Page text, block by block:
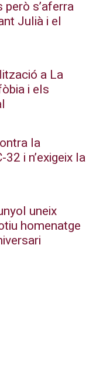
s’aferra
Julià i el
a La
i els
la
i n’exigeix la
uneix
homenatge